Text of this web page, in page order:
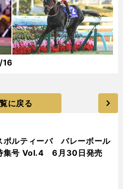
16
に戻る
ポルティーバ バレーボール
集号 Vol.4 6月30日発売